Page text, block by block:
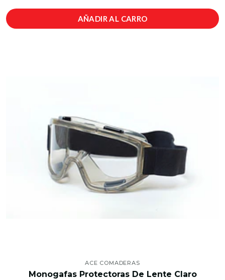
AÑADIR AL CARRO
ACE COMADERAS
Monogafas Protectoras De Lente Claro